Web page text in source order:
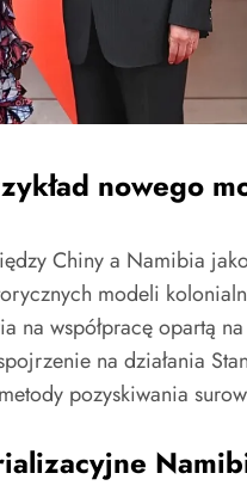
nowego
Chiny a Namibia
modeli
na współpracę opartą
na działania
pozyskiwania